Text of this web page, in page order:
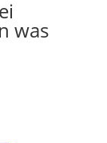
was